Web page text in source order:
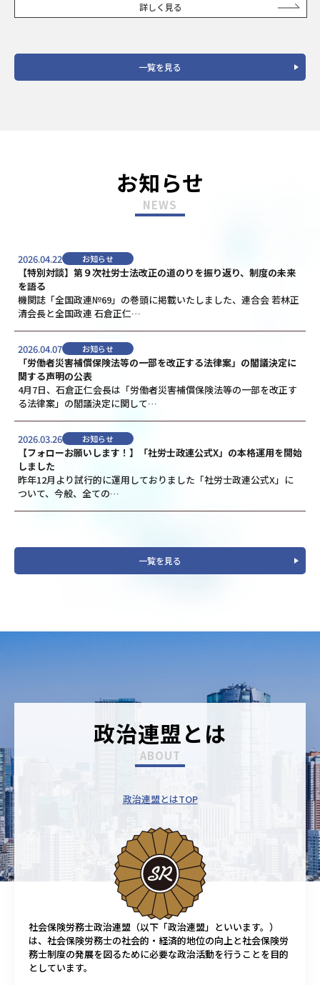
詳しく見る
一覧を見る
お知らせ
2026.04.22 お知らせ
【特別対談】第９次社労士法改正の道のりを振り返り、制度の未来
を語る
機関誌「全国政連№69」の巻頭に掲載いたしました、連合会 若林正
清会長と全国政連 石倉正仁…
2026.04.07 お知らせ
「労働者災害補償保険法等の一部を改正する法律案」の閣議決定に
関する声明の公表
4月7日、石倉正仁会長は「労働者災害補償保険法等の一部を改正す
る法律案」の閣議決定に関して…
2026.03.26 お知らせ
【フォローお願いします！】「社労士政連公式X」の本格運用を開始
しました
昨年12月より試行的に運用しておりました「社労士政連公式X」に
ついて、今般、全ての…
一覧を見る
政治連盟とは
政治連盟とはTOP
社会保険労務士政治連盟（以下「政治連盟」といいます。）
は、社会保険労務士の社会的・経済的地位の向上と社会保険労
務士制度の発展を図るために必要な政治活動を行うことを目的
としています。